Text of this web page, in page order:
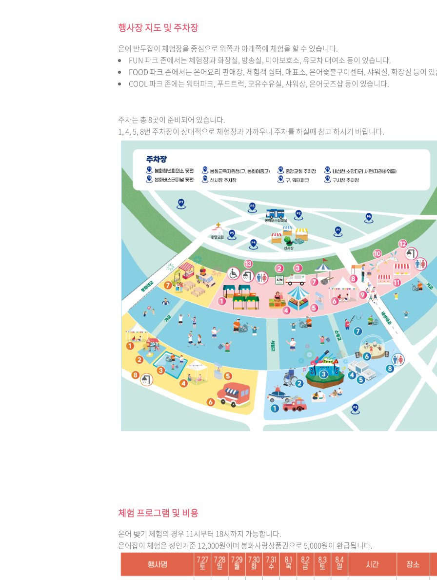
행사장 지도 및 주차장
은어 반두잡이 체험장을 중심으로 위쪽과 아래쪽에 체험을 할 수 있습니다.
FUN 파크 존에서는 체험장과 화장실, 방송실, 미아보호소, 유모차 대여소 등이 있습니다.
FOOD 파크 존에서는 은어요리 판매장, 체험객 쉼터, 매표소, 은어숯불구이센터, 샤워실, 화장실 등이
COOL 파크 존에는 워터파크, 푸드트럭, 모유수유실, 샤워상, 은어굿즈샵 등이 있습니다.
주차는 총 8곳이 준비되어 있습니다.
1, 4, 5, 8번 주차장이 상대적으로 체험장과 가까우니 주차를 하실때 참고 하시기 바랍니다.
체험 프로그램 및 비용
은어 밪기 체험의 경우 11시부터 18시까지 가능합니다.
은어잡이 체험은 성인기준 12,000원이며 봉화사랑상품권으로 5,000원이 환급됩니다.